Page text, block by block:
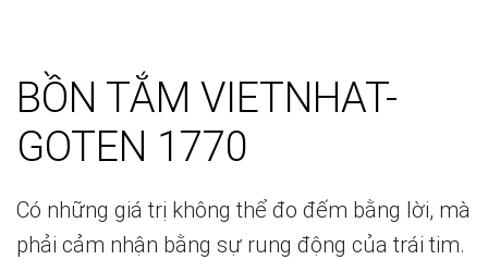
BỒN TẮM VIETNHAT-
GOTEN 1770
Có những giá trị không thể đo đếm bằng lời, mà
phải cảm nhận bằng sự rung động của trái tim.